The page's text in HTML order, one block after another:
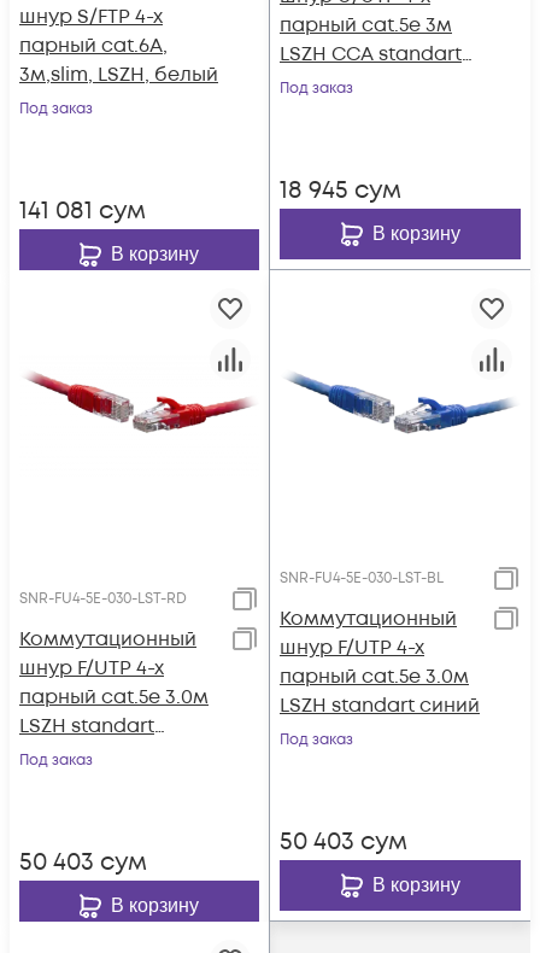
шнур S/FTP 4-х
парный cat.6A,
3м,slim, LSZH, белый
Под заказ
141 081 сум
В корзину
парный cat.5e 3м
LSZH CCA standart
серый
Под заказ
18 945 сум
В корзину
SNR-FU4-5E-030-LST-RD
Коммутационный
шнур F/UTP 4-х
парный cat.5e 3.0м
LSZH standart
красный
Под заказ
50 403 сум
В корзину
SNR-FU4-5E-030-LST-BL
Коммутационный
шнур F/UTP 4-х
парный cat.5e 3.0м
LSZH standart синий
Под заказ
50 403 сум
В корзину